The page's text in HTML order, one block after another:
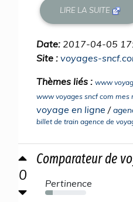
LIRE LA SUITE
Date: 2017-04-05
Site : voyages-
Thèmes liés : www
www voyages sncf com mes
voyage en ligne /
billet de train agence de
0
Comparateur de
Pertinence
18%